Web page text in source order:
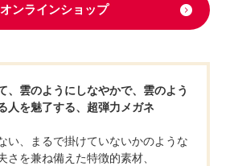
オンラインショップ
、雲のようにしなやかで、雲のよう
人を魅了する、超弾力メガネ
い、まるで掛けていないかのような
さを兼ね備えた特徴的素材、